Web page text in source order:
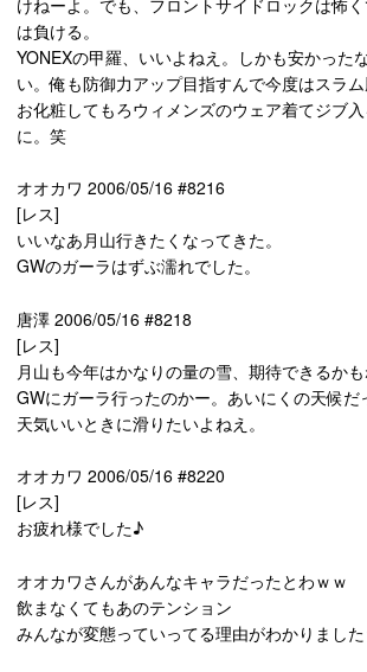
は負ける。
YONEXの甲羅、いいよねえ。しかも安かった
い。俺も防御力アップ目指すんで今度はスラム
お化粧してもろウィメンズのウェア着てジブ
に。笑
オオカワ 2006/05/16 #8216
[レス]
いいなあ月山行きたくなってきた。
GWのガーラはずぶ濡れでした。
唐澤 2006/05/16 #8218
[レス]
月山も今年はかなりの量の雪、期待できるかも
GWにガーラ行ったのかー。あいにくの天候
天気いいときに滑りたいよねえ。
オオカワ 2006/05/16 #8220
[レス]
お疲れ様でした♪
オオカワさんがあんなキャラだったとわｗｗ
飲まなくてもあのテンション
みんなが変態っていってる理由がわかりました